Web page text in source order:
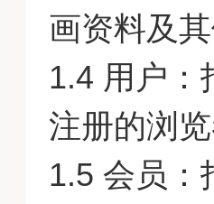
画资料及
1.4 用户：
注册的浏
1.5 会员：